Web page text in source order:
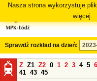
Nasza strona wykorzystuje
więcej.
Sprawdź rozkład na dzień:
Z Z1 Z2 0 1 2 3 4 5 6
41 43 45